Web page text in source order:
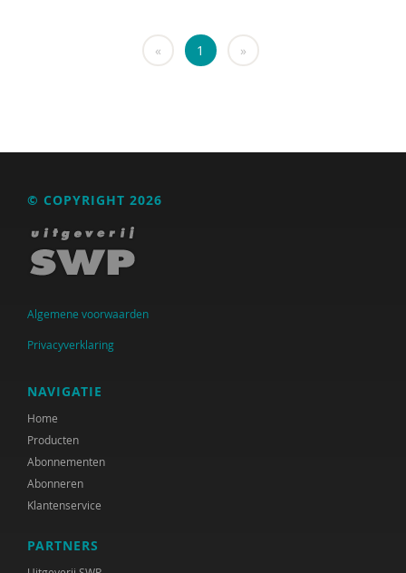
Regioplan
World Health Organization
WRR
Tim 'S Jongers
Jeugdautoriteit (JA)
« 1 »
© COPYRIGHT 2026
Algemene voorwaarden
Privacyverklaring
NAVIGATIE
Home
Producten
Abonnementen
Abonneren
Klantenservice
PARTNERS